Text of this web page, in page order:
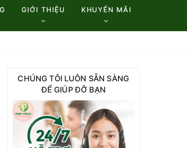
GIỚI THIỆU KHUYẾN MÃI
CHÚNG TÔI LUÔN SẴN SÀNG
ĐỂ GIÚP ĐỠ BẠN